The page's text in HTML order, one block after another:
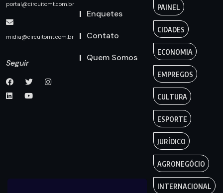
portal@circuitomt.com.br
midia@circuitomt.com.br
Seguir
Enquetes
Contato
Quem Somos
PAINEL
CIDADES
ECONOMIA
EMPREGOS
CULTURA
ESPORTE
JURÍDICO
AGRONEGÓCIO
INTERNACIONAL